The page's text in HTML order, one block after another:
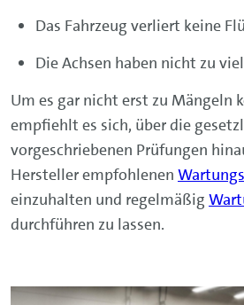
Das Fahrzeug verliert keine
Die Achsen haben nicht zu
Um es gar nicht erst zu Mängeln
empfiehlt es sich, über die
vorgeschriebenen Prüfungen
Hersteller empfohlenen
einzuhalten und regelmäßig
durchführen zu lassen.